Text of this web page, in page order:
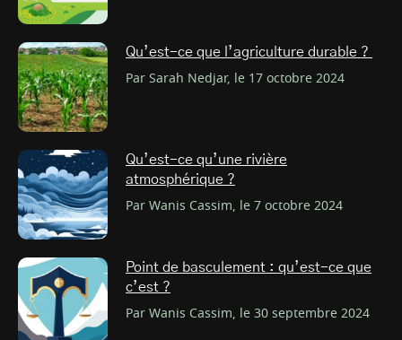
Qu’est-ce que l’agriculture durable ?
Par Sarah Nedjar, le 17 octobre 2024
Qu’est-ce qu’une rivière
atmosphérique ?
Par Wanis Cassim, le 7 octobre 2024
Point de basculement : qu’est-ce que
c’est ?
Par Wanis Cassim, le 30 septembre 2024